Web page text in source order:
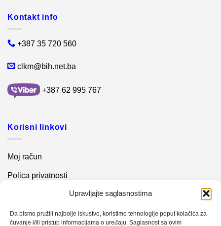
Upravljajte saglasnostima
Da bismo pružili najbolje iskustvo, koristimo tehnologije poput kolačića za
čuvanje i/ili pristup informacijama o uređaju. Saglasnost sa ovim
Kontakt info
+387 35 720 560
clkm@bih.net.ba
+387 62 995 767
Korisni linkovi
Moj račun
Polica privatnosti
Kontakt info